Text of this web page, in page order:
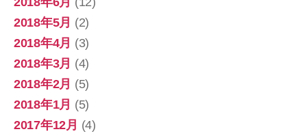
2018年5月 (2)
2018年4月 (3)
2018年3月 (4)
2018年2月 (5)
2018年1月 (5)
2017年12月 (4)